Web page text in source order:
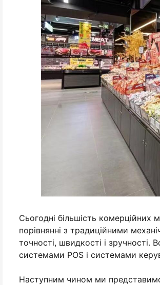
Сьогодні більшість
порівнянні з традиційними
точності, швидкості і зручності.
системами POS і системами
Наступним чином ми